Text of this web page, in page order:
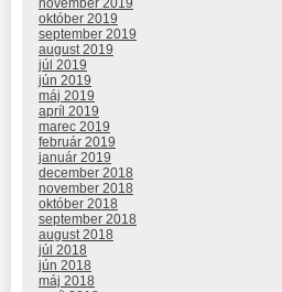
október 2019
september 2019
august 2019
júl 2019
jún 2019
máj 2019
apríl 2019
marec 2019
február 2019
január 2019
december 2018
november 2018
október 2018
september 2018
august 2018
júl 2018
jún 2018
máj 2018